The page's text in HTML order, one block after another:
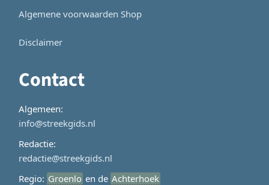
Algemene voorwaarden Shop
Disclaimer
Contact
Algemeen:
info@streekgids.nl
Redactie:
redactie@streekgids.nl
Regio: Groenlo en de Achterhoek